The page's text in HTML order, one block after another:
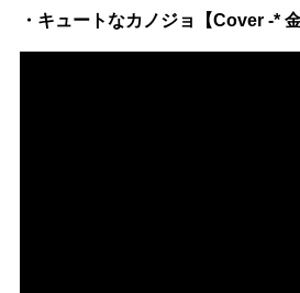
・キュートなカノジョ【Cover -*